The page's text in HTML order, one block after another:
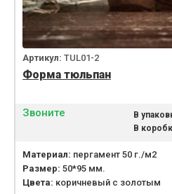
Артикул: TUL01-2
Форма тюльпан
Звоните В
В
Материал: пергамент 50 г./м2
Размер: 50*95 мм.
Цвета: коричневый с золотым